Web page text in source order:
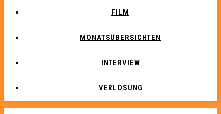
FILM
MONATSÜBERSICHTEN
INTERVIEW
VERLOSUNG